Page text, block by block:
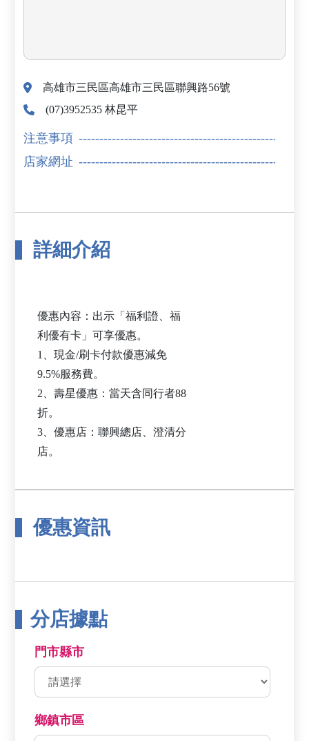
高雄市三民區高雄市三民區聯興路56號
(07)3952535 林昆平
注意事項
店家網址
詳細介紹
優惠內容：出示「福利證、福
利優有卡」可享優惠。
1、現金/刷卡付款優惠減免
9.5%服務費。
2、壽星優惠：當天含同行者88
折。
3、優惠店：聯興總店、澄清分
優惠資訊
分店據點
門市縣市
鄉鎮市區